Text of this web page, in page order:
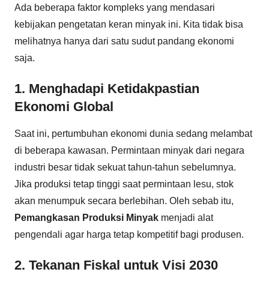
Ada beberapa faktor kompleks yang mendasari
kebijakan pengetatan keran minyak ini. Kita tidak bisa
melihatnya hanya dari satu sudut pandang ekonomi
saja.
1. Menghadapi Ketidakpastian
Ekonomi Global
Saat ini, pertumbuhan ekonomi dunia sedang melambat
di beberapa kawasan. Permintaan minyak dari negara
industri besar tidak sekuat tahun-tahun sebelumnya.
Jika produksi tetap tinggi saat permintaan lesu, stok
akan menumpuk secara berlebihan. Oleh sebab itu,
Pemangkasan Produksi Minyak menjadi alat
pengendali agar harga tetap kompetitif bagi produsen.
2. Tekanan Fiskal untuk Visi 2030